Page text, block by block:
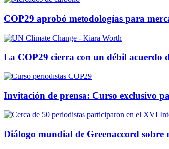
COP29 aprobó metodologías para
La COP29 cierra con un débil acuerdo
Invitación de prensa: Curso exclusivo
Diálogo mundial de Greenaccord sobre